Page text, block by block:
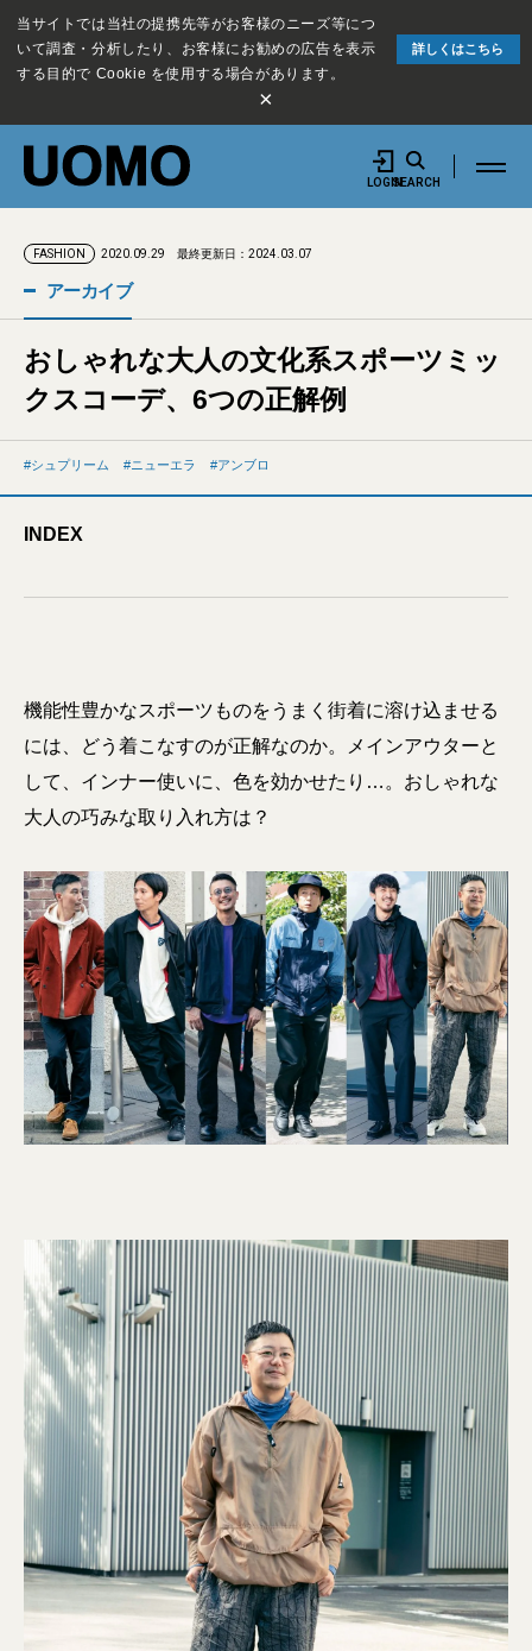
当サイトでは当社の提携先等がお客様のニーズ等につ
いて調査・分析したり、お客様にお勧めの広告を表示
する目的で Cookie を使用する場合があります。
詳しくはこちら
×
LOGINSEARCH
FASHION 2020.09.29 最終更新日：2024.03.07
アーカイブ
おしゃれな大人の文化系スポーツミッ
クスコーデ、6つの正解例
シュプリーム ニューエラ アンブロ
INDEX
機能性豊かなスポーツものをうまく街着に溶け込ませる
には、どう着こなすのが正解なのか。メインアウターと
して、インナー使いに、色を効かせたり…。おしゃれな
大人の巧みな取り入れ方は？